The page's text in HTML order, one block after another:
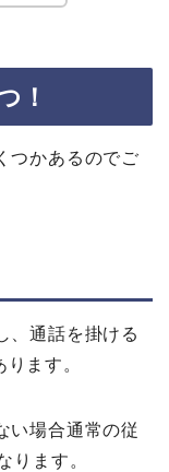
！
つかあるのでご
、通話を掛ける
ます。
い場合通常の従
ります。